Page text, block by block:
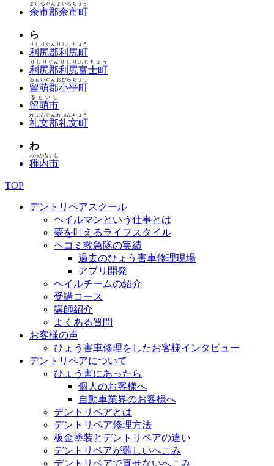
余市郡余市町
よいちぐんよいちちょう
ら
利尻郡利尻町
りしりぐんりしりちょう
利尻郡利尻富士町
りしりぐんりしりふじちょう
留萌郡小平町
るもいぐんおびらちょう
留萌市
るもいし
礼文郡礼文町
れぶんぐんれぶんちょう
わ
稚内市
わっかないし
TOP
デントリペアスクール
ヘイルマンという仕事とは
夢を叶えるライフスタイル
ヘコミ救急隊の実績
過去のひょう害車修理現場
アプリ開発
ヘイルチームの紹介
受講コース
講師紹介
よくある質問
お客様の声
ひょう害車修理をしたお客様インタビュー
デントリペアについて
ひょう害にあったら
個人のお客様へ
自動車業界のお客様へ
デントリペアとは
デントリペア修理方法
板金塗装とデントリペアの違い
デントリペアが難しいへこみ
デントリペアで直せないへこみ